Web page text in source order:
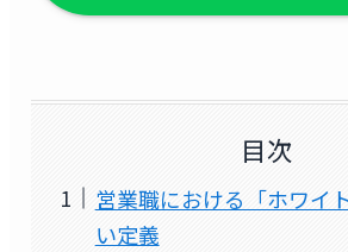
目次
営業職における「ホワイ
い定義